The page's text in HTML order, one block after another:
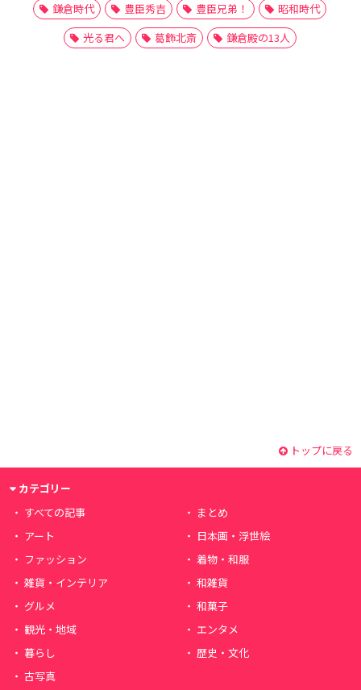
鎌倉時代
豊臣秀吉 豊臣兄弟！
昭和時代
光る君へ
葛飾北斎 鎌倉殿の13人
トップに戻る
カテゴリー
すべての記事
まとめ
アート
日本画・浮世絵
ファッション
着物・和服
雑貨・インテリア
和雑貨
グルメ
和菓子
観光・地域
エンタメ
暮らし
歴史・文化
古写真